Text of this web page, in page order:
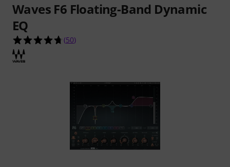
Waves F6 Floating-Band Dynamic
EQ
4.7 av 5 stjärnor från 50 kundbetyg
(50)